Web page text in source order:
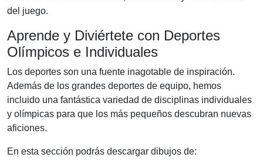
del juego.
Aprende y Diviértete con Deportes
Olímpicos e Individuales
Los deportes son una fuente inagotable de inspiración.
Además de los grandes deportes de equipo, hemos
incluido una fantástica variedad de disciplinas individuales
y olímpicas para que los más pequeños descubran nuevas
aficiones.
En esta sección podrás descargar dibujos de: